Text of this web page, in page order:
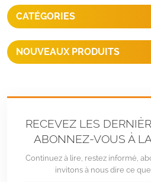
une conception de réglage de
l'angle pour différentes
conditions.
CATÉGORIES
NOUVEAUX PRODUITS
RECEVEZ LES
ABONNEZ-VOUS À
Continuez à lire, restez informé,
invitons à nous dire ce